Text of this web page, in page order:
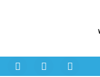
F
a
I
n
Y
o